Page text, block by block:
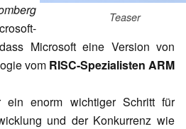
Teaser
Microsoft eine Version von
vom RISC-Spezialisten ARM
enorm wichtiger Schritt für
und der Konkurrenz wie